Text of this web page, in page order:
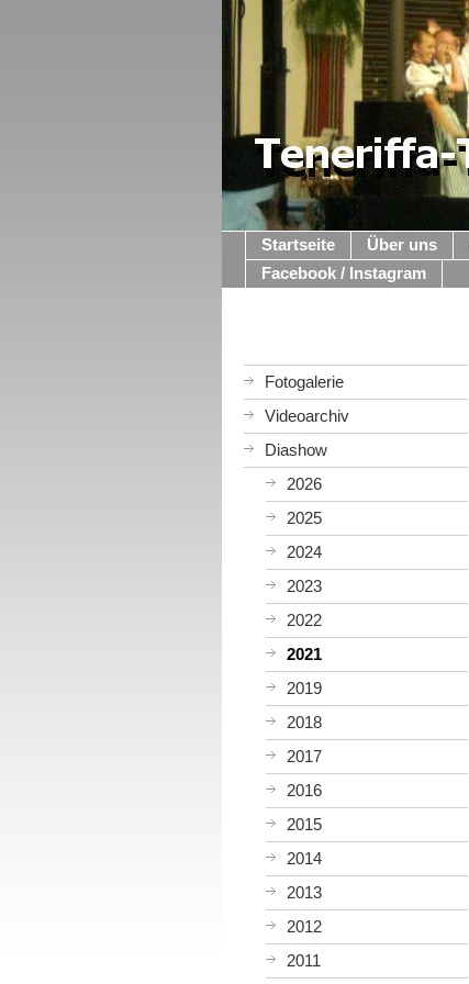
Startseite Über uns
Facebook / Instagram
Fotogalerie
Videoarchiv
Diashow
2026
2025
2024
2023
2022
2021
2019
2018
2017
2016
2015
2014
2013
2012
2011